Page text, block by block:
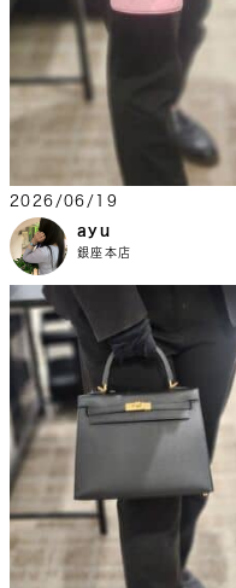
2026/06/19
ayu
銀座本店